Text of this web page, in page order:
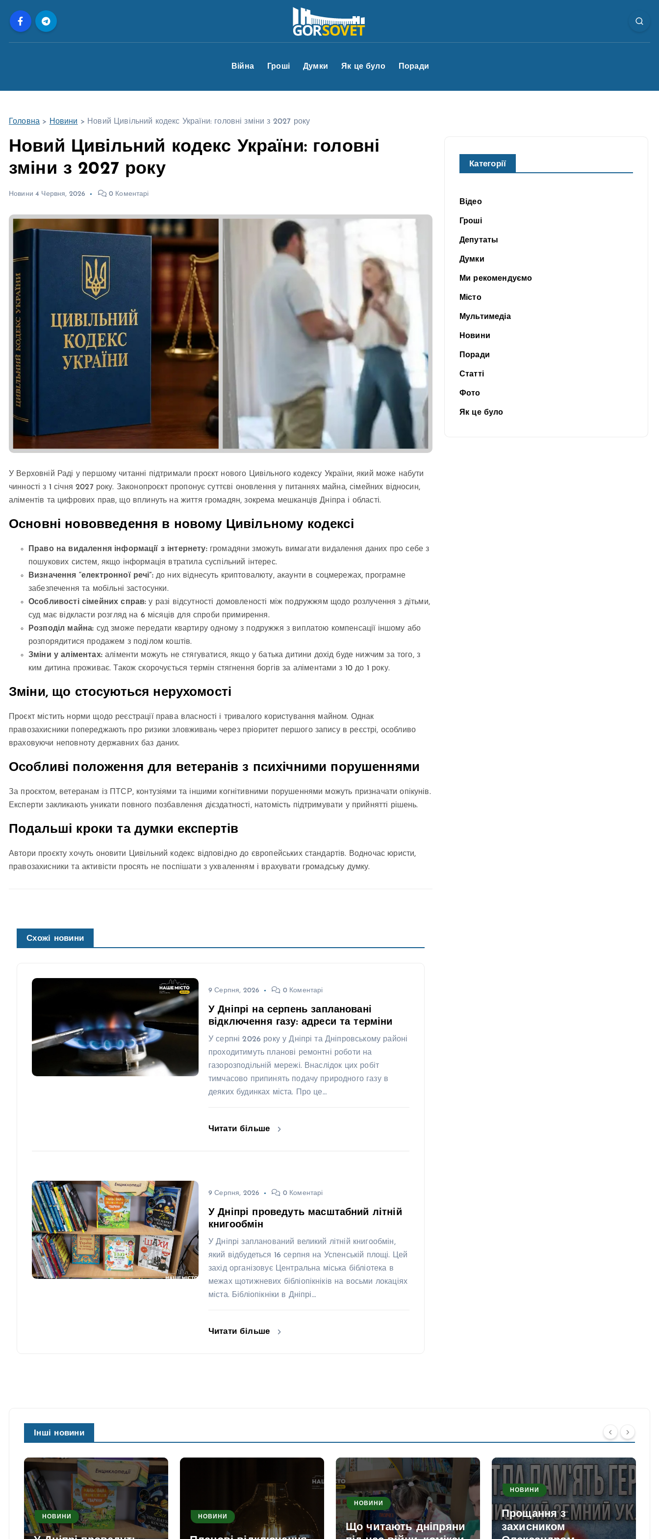
Війна Гроші Думки Як це було Поради
Головна > Новини > Новий Цивільний кодекс України: головні зміни з 2027 року
Новий Цивільний кодекс України: головні
зміни з 2027 року
Новини 4 Червня, 2026 0 Коментарі
У Верховній Раді у першому читанні підтримали проєкт нового Цивільного кодексу України, який може набути
чинності з 1 січня 2027 року. Законопроєкт пропонує суттєві оновлення у питаннях майна, сімейних відносин,
аліментів та цифрових прав, що вплинуть на життя громадян, зокрема мешканців Дніпра і області.
Основні нововведення в новому Цивільному кодексі
Право на видалення інформації з інтернету:громадяни зможуть вимагати видалення даних про себе з
пошукових систем, якщо інформація втратила суспільний інтерес.
Визначення “електронної речі”:до них віднесуть криптовалюту, акаунти в соцмережах, програмне
забезпечення та мобільні застосунки.
Особливості сімейних справ: у разі відсутності домовленості між подружжям щодо розлучення з дітьми,
суд має відкласти розгляд на 6 місяців для спроби примирення.
Розподіл майна: суд зможе передати квартиру одному з подружжя з виплатою компенсації іншому або
розпорядитися продажем з поділом коштів.
Зміни у аліментах:аліменти можуть не стягуватися, якщо у батька дитини дохід буде нижчим за того, з
ким дитина проживає. Також скорочується термін стягнення боргів за аліментами з 10 до 1 року.
Зміни, що стосуються нерухомості
Проєкт містить норми щодо реєстрації права власності і тривалого користування майном. Однак
правозахисники попереджають про ризики зловживань через пріоритет першого запису в реєстрі, особливо
враховуючи неповноту державних баз даних.
Особливі положення для ветеранів з психічними порушеннями
За проєктом, ветеранам із ПТСР, контузіями та іншими когнітивними порушеннями можуть призначати опікунів.
Експерти закликають уникати повного позбавлення дієздатності, натомість підтримувати у прийнятті рішень.
Подальші кроки та думки експертів
Автори проєкту хочуть оновити Цивільний кодекс відповідно до європейських стандартів. Водночас юристи,
правозахисники та активісти просять не поспішати з ухваленням і врахувати громадську думку.
Схожі новини
9 Серпня, 2026 0 Коментарі
У Дніпрі на серпень заплановані
відключення газу: адреси та терміни
У серпні 2026 року у Дніпрі та Дніпровському районі
проходитимуть планові ремонтні роботи на
газорозподільній мережі. Внаслідок цих робіт
тимчасово припинять подачу природного газу в
деяких будинках міста. Про це…
Читати більше
9 Серпня, 2026 0 Коментарі
У Дніпрі проведуть масштабний літній
книгообмін
У Дніпрі запланований великий літній книгообмін,
який відбудеться 16 серпня на Успенській площі. Цей
захід організовує Центральна міська бібліотека в
межах щотижневих бібліопікніків на восьми локаціях
міста. Бібліопікніки в Дніпрі…
Читати більше
Категорії
Відео
Гроші
Депутаты
Думки
Ми рекомендуємо
Місто
Мультимедіа
Новини
Поради
Статті
Фото
Як це було
Інші новини
НОВИНИ НОВИНИ
НОВИНИ
Що читають дніпряни
НОВИНИ
Прощання з
захисником